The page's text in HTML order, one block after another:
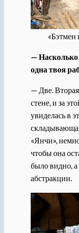
«Бэтмен
—
одна твоя
— Две.
стене, и за
увиделась в
«Янчи»,
чтобы она
было видно, а
абстракции.